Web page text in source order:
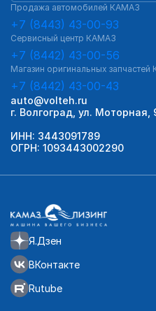
Я.Дзен
ВКонтакте
Rutube
Продажа автомобилей КАМАЗ
+7 (8443) 43-00-93
Сервисный центр КАМАЗ
+7 (8442) 43-00-56
Магазин оригинальных
+7 (8442) 43-00-43
auto@volteh.ru
г. Волгоград, ул. Моторная,
ИНН: 3443091789
ОГРН: 1093443002290